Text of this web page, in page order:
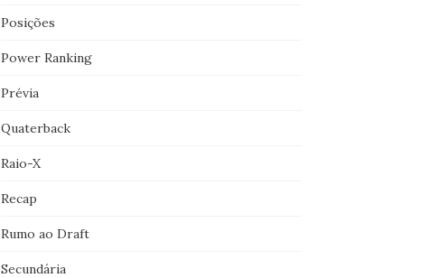
Posições
Power Ranking
Prévia
Quaterback
Raio-X
Recap
Rumo ao Draft
Secundária